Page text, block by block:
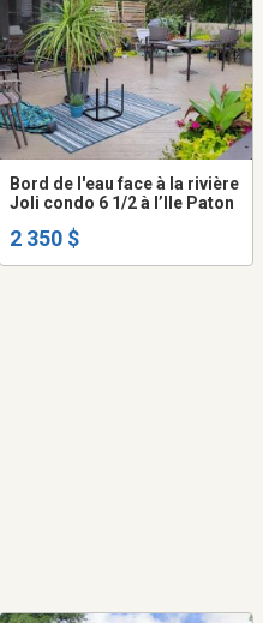
Bord de l'eau face à la rivière
Joli condo 6 1/2 à l’Ile Paton
2 350 $